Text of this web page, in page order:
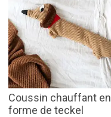
Coussin chauffant en
forme de teckel